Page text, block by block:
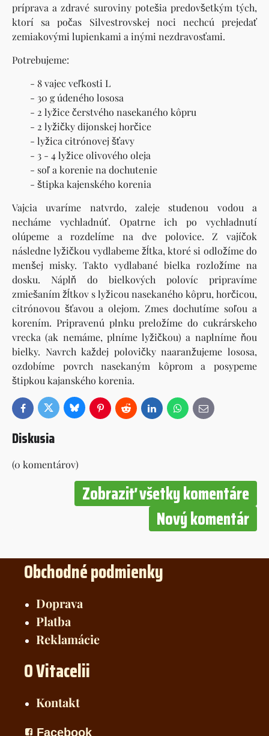
príprava a zdravé suroviny potešia predovšetkým tých,
ktorí sa počas Silvestrovskej noci nechcú prejedať
zemiakovými lupienkami a inými nezdravosťami.
Potrebujeme:
- 8 vajec veľkosti L
- 30 g údeného lososa
- 2 lyžice čerstvého nasekaného kôpru
- 2 lyžičky dijonskej horčice
- lyžica citrónovej šťavy
- 3 - 4 lyžice olivového oleja
- soľ a korenie na dochutenie
- štipka kajenského korenia
Vajcia uvaríme natvrdo, zaleje studenou vodou a
necháme vychladnúť. Opatrne ich po vychladnutí
olúpeme a rozdelíme na dve polovice. Z vajíčok
následne lyžičkou vydlabeme žĺtka, ktoré si odložíme do
menšej misky. Takto vydlabané bielka rozložíme na
dosku. Náplň do bielkových polovíc pripravíme
zmiešaním žĺtkov s lyžicou nasekaného kôpru, horčicou,
citrónovou šťavou a olejom. Zmes dochutíme soľou a
korením. Pripravenú plnku preložíme do cukrárskeho
vrecka (ak nemáme, plníme lyžičkou) a naplníme ňou
bielky. Navrch každej polovičky naaranžujeme lososa,
ozdobíme povrch nasekaným kôprom a posypeme
štipkou kajanského korenia.
FacebookTwitterBlueskyPinterestReddit LinkedInWhatsApp
E-
mail
Diskusia
(0 komentárov)
Zobraziť všetky komentáre
Nový komentár
Obchodné podmienky
Doprava
Platba
Reklamácie
O Vitacelii
Kontakt
Facebook